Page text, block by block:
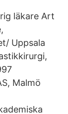
läkare Art
Uppsala
Malmö